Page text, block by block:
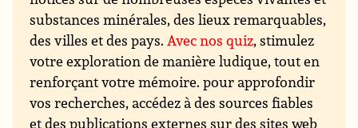
substances minérales, des lieux remarquables,
des villes et des pays. Avec nos quiz, stimulez
votre exploration de manière ludique, tout en
renforçant votre mémoire. pour approfondir
vos recherches, accédez à des sources fiables
et des publications externes sur des sites web